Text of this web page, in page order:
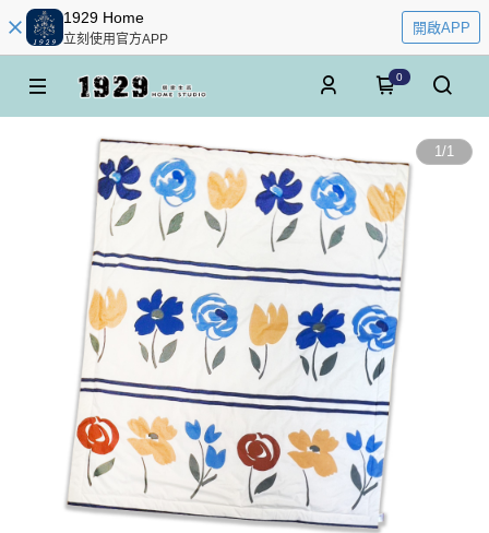
1929 Home
立刻使用官方APP
開啟APP
0
1/1